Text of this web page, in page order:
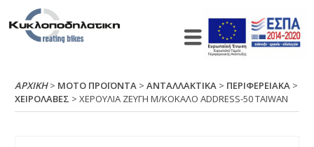
ΑΡΧΙΚΉ> ΜΟΤΟ ΠΡΟΪΟΝΤΑ >ΑΝΤΑΛΛΑΚΤΙΚΑ > ΠΕΡΙΦΕΡΕΙΑΚΑ >
ΧΕΙΡΟΛΑΒΕΣ > ΧΕΡΟΥΛΙΑ ΖΕΥΓΗ Μ/ΚΟΚΑΛΟ ΑDDRΕSS-50 ΤΑΙWΑΝ